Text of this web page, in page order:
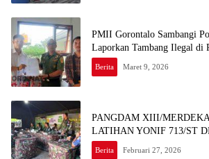
PMII Gorontalo Sambangi
Laporkan Tambang Ilegal di
Berita Maret 9, 2026
PANGDAM XIII/
LATIHAN YONIF 713/ST
Berita Februari 27, 2026